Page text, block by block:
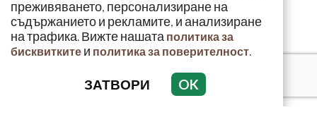
преживяването, персонализиране на
съдържанието и рекламите, и анализиране
на трафика. Вижте нашата политика за
бисквитките и политика за поверителност.
ЗАТВОРИ OK